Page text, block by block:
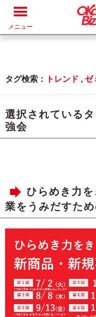
メニュー
タグ検索： トレンド , ゼ
選択されている
強会
ひらめき力
業をうみだすた